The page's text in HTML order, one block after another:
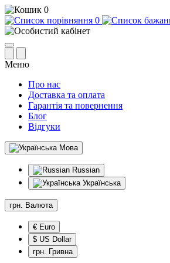
0
0
Меню
Про нас
Доставка та оплата
Гарантія та повернення
Блог
Відгуки
Мова
Russian
Українська
грн. Валюта
€ Euro
$ US Dollar
грн. Гривна